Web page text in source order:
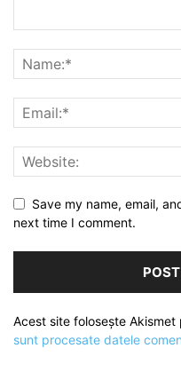
Save my name, email,
next time I comment.
Acest site folosește
sunt procesate datele